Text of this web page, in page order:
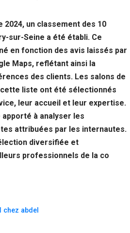
2024, un classement des 10
sur-Seine a été établi. Ce
en fonction des avis laissés par
Maps, reflétant ainsi la
des clients. Les salons de
liste ont été sélectionnés
leur accueil et leur expertise.
à analyser les
attribuées par les internautes.
diversifiée et
professionnels de la co
abdel